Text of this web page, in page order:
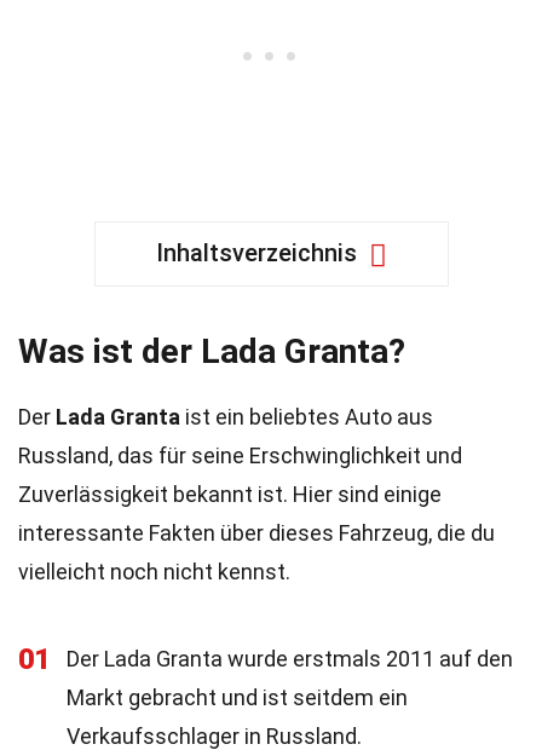
Inhaltsverzeichnis
Was ist der Lada Granta?
Der Lada Granta ist ein beliebtes Auto aus
Russland, das für seine Erschwinglichkeit und
Zuverlässigkeit bekannt ist. Hier sind einige
interessante Fakten über dieses Fahrzeug, die du
vielleicht noch nicht kennst.
01
Der Lada Granta wurde erstmals 2011 auf den
Markt gebracht und ist seitdem ein
Verkaufsschlager in Russland.